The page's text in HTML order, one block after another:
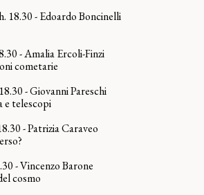
18.30 - Edoardo Boncinelli
- Amalia Ercoli-Finzi
cometarie
- Giovanni Pareschi
e telescopi
- Patrizia Caraveo
- Vincenzo Barone
cosmo